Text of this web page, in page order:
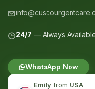
24/7 — Always Available
WhatsApp Now
Emily from USA
Typically replies